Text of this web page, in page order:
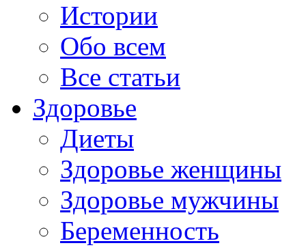
Истории
Обо всем
Все статьи
Здоровье
Диеты
Здоровье женщины
Здоровье мужчины
Беременность